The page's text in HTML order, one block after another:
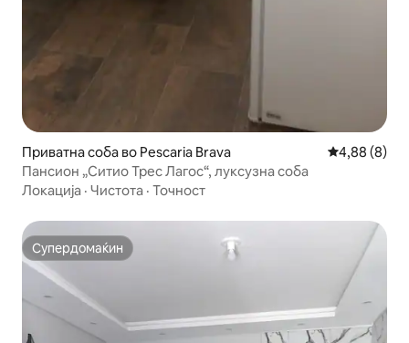
Приватна соба во Pescaria Brava Просечна
4,88 (8)
Пансион „Ситио Трес Лагос“, луксузна соба
Локација · Чистота · Точност
Супердомаќин
Супердомаќин